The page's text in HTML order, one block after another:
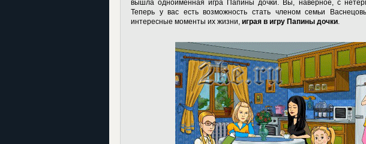
вышла одноименная игра Папины дочки. Вы, наверное, с
Теперь у вас есть возможность стать членом семьи
интересные моменты их жизни, играя в игру Папины дочки.